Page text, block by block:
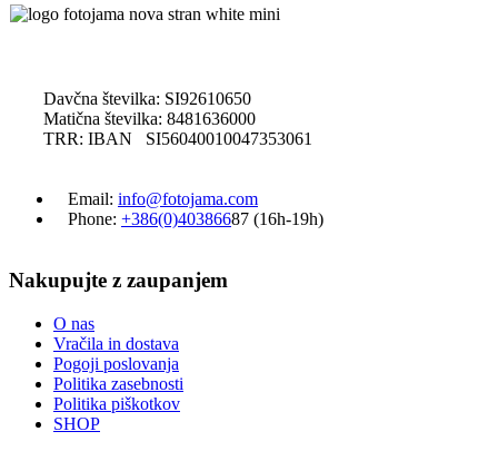
Davčna številka: SI92610650
Matična številka: 8481636000
TRR: IBAN SI56040010047353061
Email: info@fotojama.com
Phone: +386(0)40386687 (16h-19h)
Nakupujte z zaupanjem
O nas
Vračila in dostava
Pogoji poslovanja
Politika zasebnosti
Politika piškotkov
SHOP